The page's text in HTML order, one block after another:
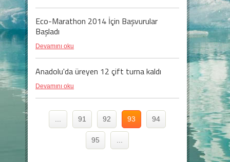
Eco-Marathon 2014 İçin Başvurular
Başladı
Devamını oku
Anadolu'da üreyen 12 çift turna kaldı
Devamını oku
91 92 93 94
95